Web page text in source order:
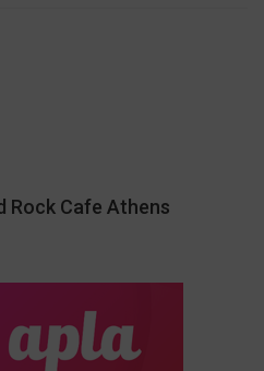
Rock Cafe Athens